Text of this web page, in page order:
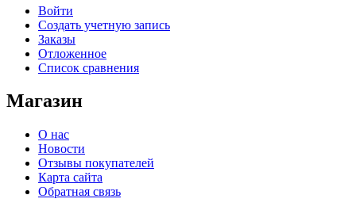
Войти
Создать учетную запись
Заказы
Отложенное
Список сравнения
Магазин
О нас
Новости
Отзывы покупателей
Карта сайта
Обратная связь